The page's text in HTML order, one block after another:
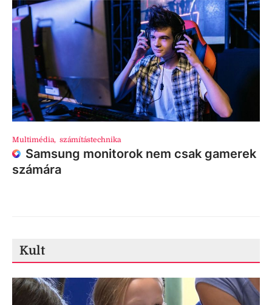
Multimédia, számítástechnika
Samsung monitorok nem csak gamerek
számára
Kult